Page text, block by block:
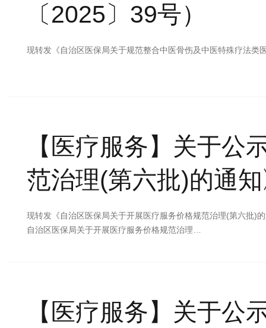
〔2025〕39号）
现转发《自治区医保局关于规范整合中医骨伤及中医特殊疗法
【医疗服务】 关于公
范治理(第六批)的通
现转发《自治区医保局关于开展医疗服务价格规范治理(第六批)
自治区医保局关于开展医疗服务价格规范治理…
【医疗服务】 关于公